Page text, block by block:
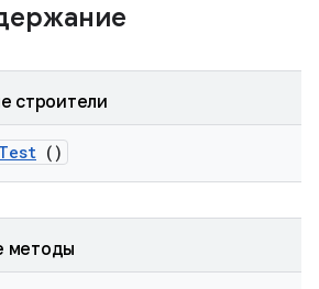
строители
()
методы